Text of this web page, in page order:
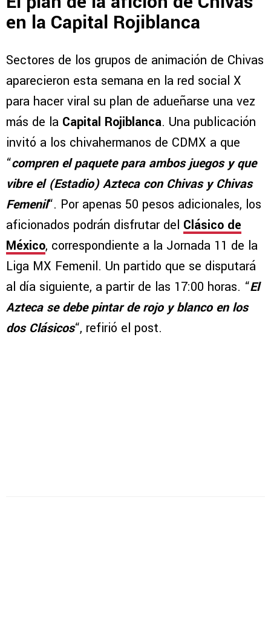
en la Capital Rojiblanca
Sectores de los grupos de animación de Chivas
aparecieron esta semana en la red social X
para hacer viral su plan de adueñarse una vez
más de la Capital Rojiblanca. Una publicación
invitó a los chivahermanos de CDMX a que
“compren el paquete para ambos juegos y que
vibre el (Estadio) Azteca con Chivas y Chivas
Femenil“. Por apenas 50 pesos adicionales, los
aficionados podrán disfrutar del Clásico de
México, correspondiente a la Jornada 11 de la
Liga MX Femenil. Un partido que se disputará
al día siguiente, a partir de las 17:00 horas. “El
Azteca se debe pintar de rojo y blanco en los
dos Clásicos“, refirió el post.